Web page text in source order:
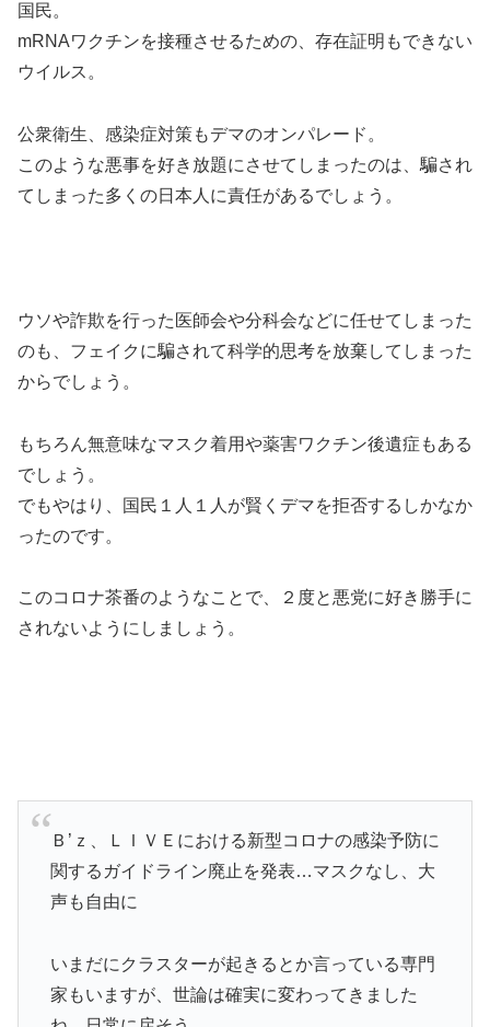
国民。
mRNAワクチンを接種させるための、存在証明もできない
ウイルス。
公衆衛生、感染症対策もデマのオンパレード。
このような悪事を好き放題にさせてしまったのは、騙され
てしまった多くの日本人に責任があるでしょう。
ウソや詐欺を行った医師会や分科会などに任せてしまった
のも、フェイクに騙されて科学的思考を放棄してしまった
からでしょう。
もちろん無意味なマスク着用や薬害ワクチン後遺症もある
でしょう。
でもやはり、国民１人１人が賢くデマを拒否するしかなか
ったのです。
このコロナ茶番のようなことで、２度と悪党に好き勝手に
されないようにしましょう。
Ｂ’ｚ、ＬＩＶＥにおける新型コロナの感染予防に
関するガイドライン廃止を発表…マスクなし、大
声も自由に
いまだにクラスターが起きるとか言っている専門
家もいますが、世論は確実に変わってきました